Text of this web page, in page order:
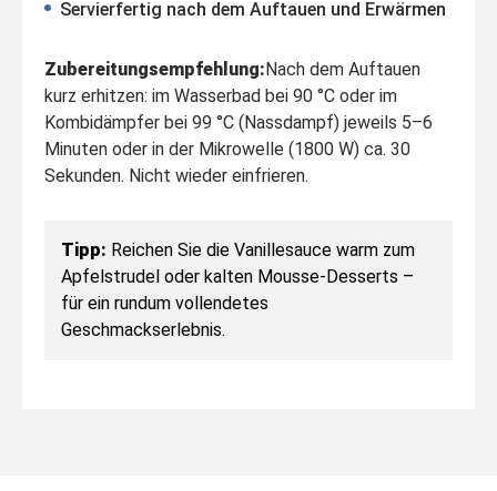
Servierfertig nach dem Auftauen und Erwärmen
Zubereitungsempfehlung:Nach dem Auftauen
kurz erhitzen: im Wasserbad bei 90 °C oder im
Kombidämpfer bei 99 °C (Nassdampf) jeweils 5–6
Minuten oder in der Mikrowelle (1800 W) ca. 30
Sekunden. Nicht wieder einfrieren.
Tipp: Reichen Sie die Vanillesauce warm zum
Apfelstrudel oder kalten Mousse-Desserts –
für ein rundum vollendetes
Geschmackserlebnis.